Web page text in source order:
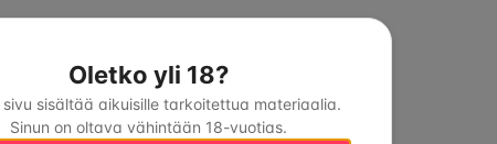
Oletko yli 18?
sivu sisältää aikuisille tarkoitettua materiaalia.
Sinun on oltava vähintään 18-vuotias.